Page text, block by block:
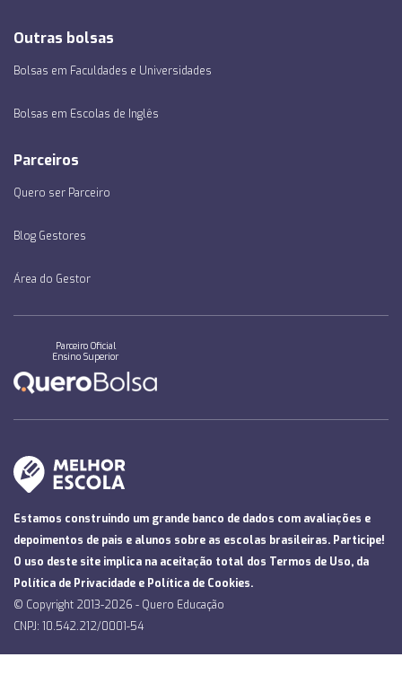
Outras bolsas
Bolsas em Faculdades e Universidades
Bolsas em Escolas de Inglês
Parceiros
Quero ser Parceiro
Blog Gestores
Área do Gestor
Parceiro Oficial
Ensino Superior
Estamos construindo um grande banco de dados com avaliações e
depoimentos de pais e alunos sobre as escolas brasileiras. Participe!
O uso deste site implica na aceitação total dos Termos de Uso, da
Política de Privacidade e Política de Cookies.
© Copyright 2013-2026 - Quero Educação
CNPJ: 10.542.212/0001-54